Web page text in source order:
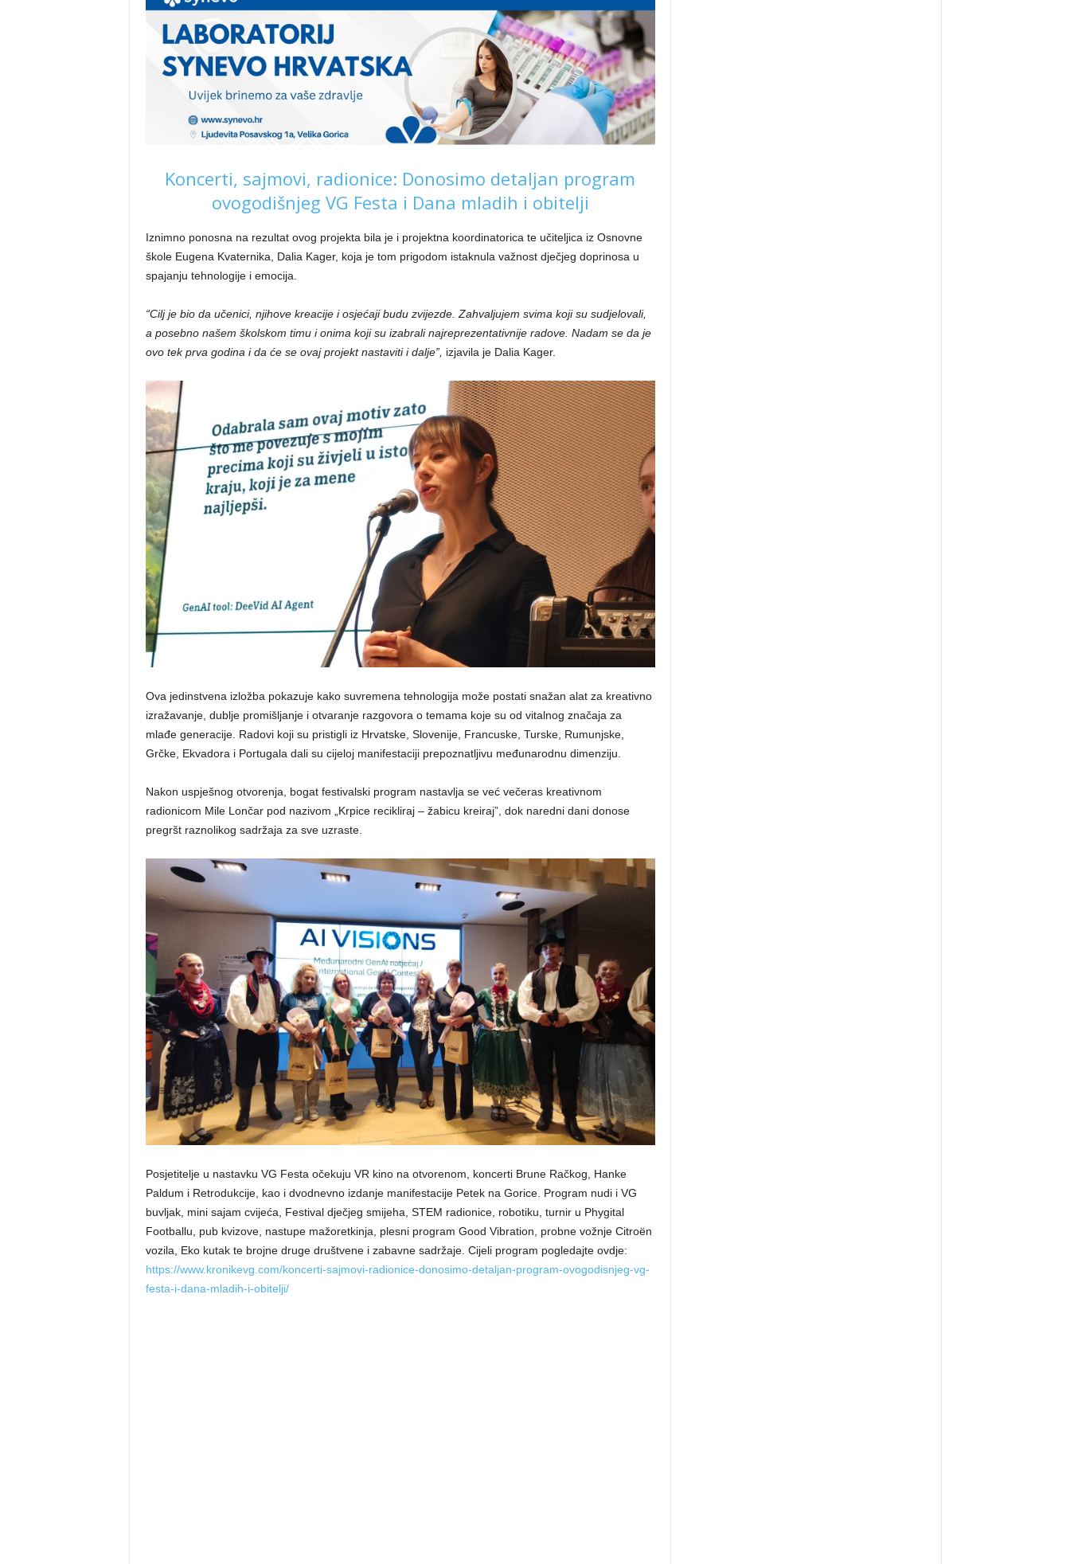
Koncerti, sajmovi, radionice: Donosimo detaljan program
ovogodišnjeg VG Festa i Dana mladih i obitelji
Iznimno ponosna na rezultat ovog projekta bila je i projektna koordinatorica te učiteljica iz Osnovne
škole Eugena Kvaternika, Dalia Kager, koja je tom prigodom istaknula važnost dječjeg doprinosa u
spajanju tehnologije i emocija.
“Cilj je bio da učenici, njihove kreacije i osjećaji budu zvijezde. Zahvaljujem svima koji su sudjelovali,
a posebno našem školskom timu i onima koji su izabrali najreprezentativnije radove. Nadam se da je
ovo tek prva godina i da će se ovaj projekt nastaviti i dalje”, izjavila je Dalia Kager.
Ova jedinstvena izložba pokazuje kako suvremena tehnologija može postati snažan alat za kreativno
izražavanje, dublje promišljanje i otvaranje razgovora o temama koje su od vitalnog značaja za
mlađe generacije. Radovi koji su pristigli iz Hrvatske, Slovenije, Francuske, Turske, Rumunjske,
Grčke, Ekvadora i Portugala dali su cijeloj manifestaciji prepoznatljivu međunarodnu dimenziju.
Nakon uspješnog otvorenja, bogat festivalski program nastavlja se već večeras kreativnom
radionicom Mile Lončar pod nazivom „Krpice recikliraj – žabicu kreiraj”, dok naredni dani donose
pregršt raznolikog sadržaja za sve uzraste.
Posjetitelje u nastavku VG Festa očekuju VR kino na otvorenom, koncerti Brune Račkog, Hanke
Paldum i Retrodukcije, kao i dvodnevno izdanje manifestacije Petek na Gorice. Program nudi i VG
buvljak, mini sajam cvijeća, Festival dječjeg smijeha, STEM radionice, robotiku, turnir u Phygital
Footballu, pub kvizove, nastupe mažoretkinja, plesni program Good Vibration, probne vožnje Citroën
vozila, Eko kutak te brojne druge društvene i zabavne sadržaje. Cijeli program pogledajte ovdje:
https://www.kronikevg.com/koncerti-sajmovi-radionice-donosimo-detaljan-program-ovogodisnjeg-vg-
festa-i-dana-mladih-i-obitelji/